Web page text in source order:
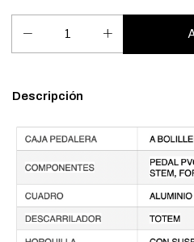
Descripción